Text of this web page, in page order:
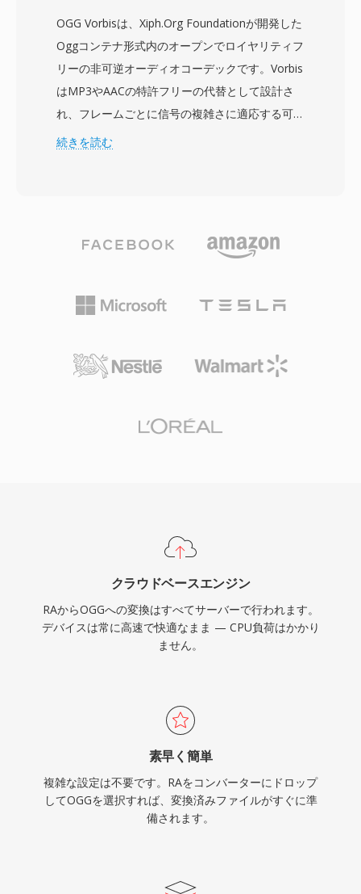
のRealAudio 10)はCD品質に近い音質を提供しま
した。RAファイルは固定ビットレートと可変ビ
ットレートのエンコーディング、アダプティブマ
ルチビットレートストリーミング、および不安定
な接続での再生中断を最小限に抑えるバッファリ
ングアルゴリズムをサポートしています。ピーク
プティブビットレートストリーミングのコンセプ
トは、後のHLSやDASHなどの標準に影響を与え
取って代わられましたが、初期のWebラジオか
現在のデバイスでの再生には変換が必要です。
OGG Vorbisは、Xiph.Org Foundationが開発した
Oggコンテナ形式内のオープンでロイヤリティフ
リーの非可逆オーディオコーデックです。Vorbis
はMP3やAACの特許フリーの代替として設計さ
れ、フレームごとに信号の複雑さに適応する可変
ビットレートエンコーディングと改良型離散コサ
ています。形式は8 kHzから192 kHzのサンプル
ノ音声からサラウンドミックスまで網羅します。
際立った利点はライセンス料の完全な不在です
ーム、ハードウェアメーカーはロイヤリティの懸
グコーデックとして使用していました。この形式
Firefox、Chrome、Androidはすべてネイティブ
続きを読む
クラウドベースエンジン
RAからOGGへの変換はすべてサーバーで行われます。
デバイスは常に高速で快適なまま — CPU負荷はかかり
ません。
素早く簡単
複雑な設定は不要です。RAをコンバーターにドロップ
してOGGを選択すれば、変換済みファイルがすぐに準
備されます。